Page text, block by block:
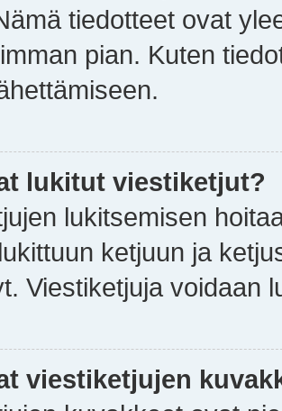
tiedotteet ovat
pian. Kuten
lukitut viestiketjut?
lukitsemisen
ketjuun ja
Viestiketjuja voidaan
viestiketjujen